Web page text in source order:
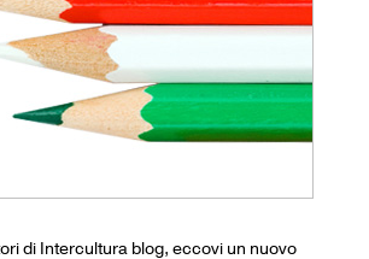
di Intercultura blog, eccovi un nuovo